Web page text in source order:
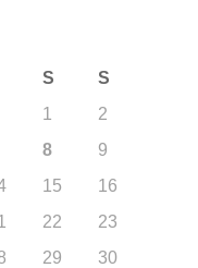
S
S
1
2
8
9
15
16
22
23
29
30